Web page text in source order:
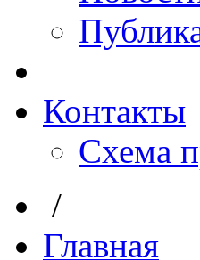
Контакты
Схема
/
Главная